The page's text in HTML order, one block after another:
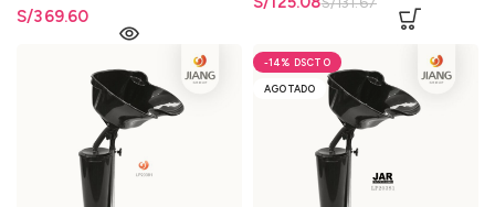
S/369.60
-14%
AGOTADO